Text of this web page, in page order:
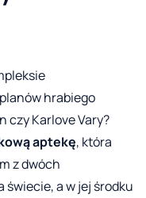
hrabiego
czy Karlove Vary?
aptekę, która
z dwóch
a w jej środku